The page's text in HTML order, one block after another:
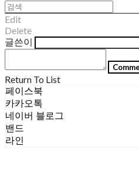
Edit
Delete
글쓴이
Return To List
페이스북
카카오톡
네이버 블로그
밴드
라인